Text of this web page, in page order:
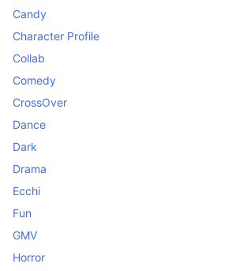
Candy
Character Profile
Collab
Comedy
CrossOver
Dance
Dark
Drama
Ecchi
Fun
GMV
Horror